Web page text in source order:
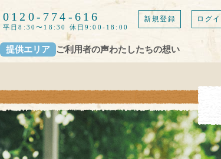
0120-774-616
平日8:30〜18:30 休日9:00-18:00
新規登録 ログ
提供エリア ご利用者の声わたしたちの想い